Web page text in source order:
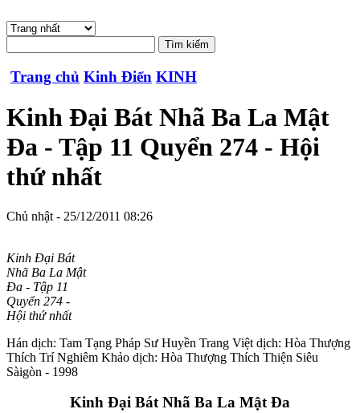
Trang chủ Kinh Điển KINH
Kinh Đại Bát Nhã Ba La Mật
Đa - Tập 11 Quyển 274 - Hội
thứ nhất
Chủ nhật - 25/12/2011 08:26
Kinh Đại Bát
Nhã Ba La Mật
Đa - Tập 11
Quyển 274 -
Hội thứ nhất
Hán dịch: Tam Tạng Pháp Sư Huyền Trang Việt dịch: Hòa Thượng
Thích Trí Nghiêm Khảo dịch: Hòa Thượng Thích Thiện Siêu
Sàigòn - 1998
Kinh Đại Bát Nhã Ba La Mật Đa